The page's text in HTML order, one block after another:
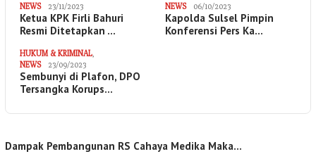
NEWS
23/11/2023
Ketua KPK Firli Bahuri
Resmi Ditetapkan …
NEWS
06/10/2023
Kapolda Sulsel Pimpin
Konferensi Pers Ka…
HUKUM & KRIMINAL
NEWS
23/09/2023
Sembunyi di Plafon, DPO
Tersangka Korups…
Dampak Pembangunan RS Cahaya Medika Maka…